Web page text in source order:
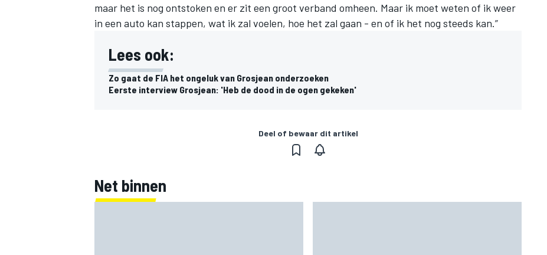
maar het is nog ontstoken en er zit een groot verband omheen. Maar ik moet weten of ik weer
in een auto kan stappen, wat ik zal voelen, hoe het zal gaan - en of ik het nog steeds kan.”
Lees ook:
Zo gaat de FIA het ongeluk van Grosjean onderzoeken
Eerste interview Grosjean: 'Heb de dood in de ogen gekeken'
Deel of bewaar dit artikel
Net binnen